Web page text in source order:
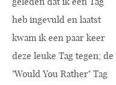
heb ingevuld en laatst
kwam ik een paar keer
deze leuke Tag tegen; de
"Would You Rather" Tag